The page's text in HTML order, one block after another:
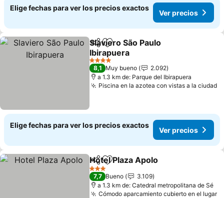
Elige fechas para ver los precios exactos
Ver precios
CompartirAgregar a favoritos
Slaviero São Paulo
Ibirapuera
4 Estrellas
8,1 Muy bueno
2.092
a 1.3 km de: Parque del Ibirapuera
Piscina en la azotea con vistas a la ciudad
Elige fechas para ver los precios exactos
Ver precios
CompartirAgregar a favoritos
Hotel Plaza Apolo
3 Estrellas
7,7 Bueno
3.109
a 1.3 km de: Catedral metropolitana de Sé
Cómodo aparcamiento cubierto en el lugar